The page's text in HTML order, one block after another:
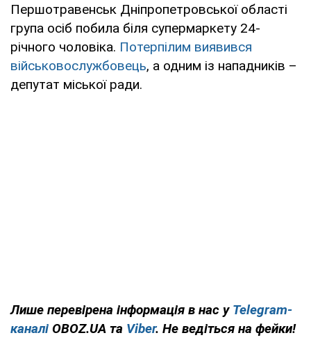
Першотравенськ Дніпропетровської області
група осіб побила біля супермаркету 24-
річного чоловіка. Потерпілим виявився
військовослужбовець, а одним із нападників –
депутат міської ради.
Лише перевірена інформація в нас у Telegram-
каналі OBOZ.UA та Viber. Не ведіться на фейки!